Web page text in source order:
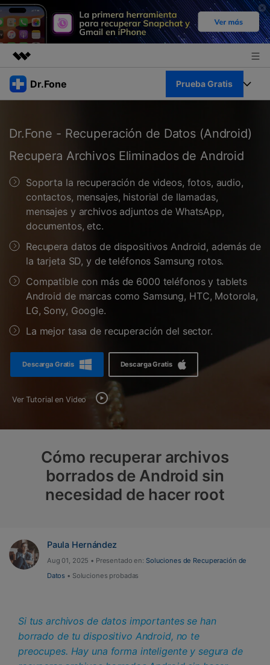
Productos destacados
Resumen
Soluciones
Tienda
Dr.Fone Prueba Gratis
Productos
Para PC
Para Celular
Herramientas Online
Recursos
Descubre lo mejor de Dr.Fone
Guías
Transferencia de Datos
Gestor de Datos
Reparación de Móviles
Protección del Móvil
Encuentra Más Soluciones
Desbloqueo FRP en Android 16
Iniciar sesión
Dr.Fone - Recuperación de Datos (Android)
Recupera Archivos Eliminados de Android
Soporta la recuperación de videos, fotos, audio,
contactos, mensajes, historial de llamadas,
mensajes y archivos adjuntos de WhatsApp,
documentos, etc.
Recupera datos de dispositivos Android, además de
la tarjeta SD, y de teléfonos Samsung rotos.
Compatible con más de 6000 teléfonos y tablets
Android de marcas como Samsung, HTC, Motorola,
LG, Sony, Google.
La mejor tasa de recuperación del sector.
Descarga Gratis Descarga Gratis
Ver Tutorial en Video
Cómo recuperar archivos
borrados de Android sin
necesidad de hacer root
Paula Hernández
Aug 01, 2025 • Presentado en: Soluciones de Recuperación de
Datos • Soluciones probadas
Si tus archivos de datos importantes se han
borrado de tu dispositivo Android, no te
preocupes. Hay una forma inteligente y segura de